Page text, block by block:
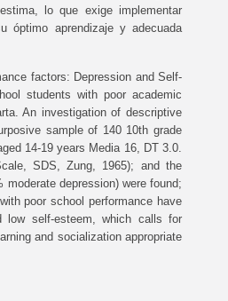
lo que exige implementar
óptimo aprendizaje y adecuada
factors: Depression and Self-
students with poor academic
An investigation of descriptive
sample of 140 10th grade
14-19 years Media 16, DT 3.0.
SDS, Zung, 1965); and the
depression) were found;
poor school performance have
low self-esteem, which calls for
and socialization appropriate